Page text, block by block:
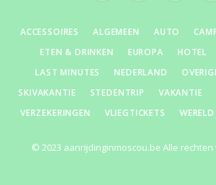
ACCESSOIRES ALGEMEEN AUTO
ETEN & DRINKEN
EUROPA HOTEL
LAST MINUTES
NEDERLAND
SKIVAKANTIE
STEDENTRIP VAKANTIE
VERZEKERINGEN
VLIEGTICKETS WERELD
© 2023 aanrijdinginmoscou.be Alle